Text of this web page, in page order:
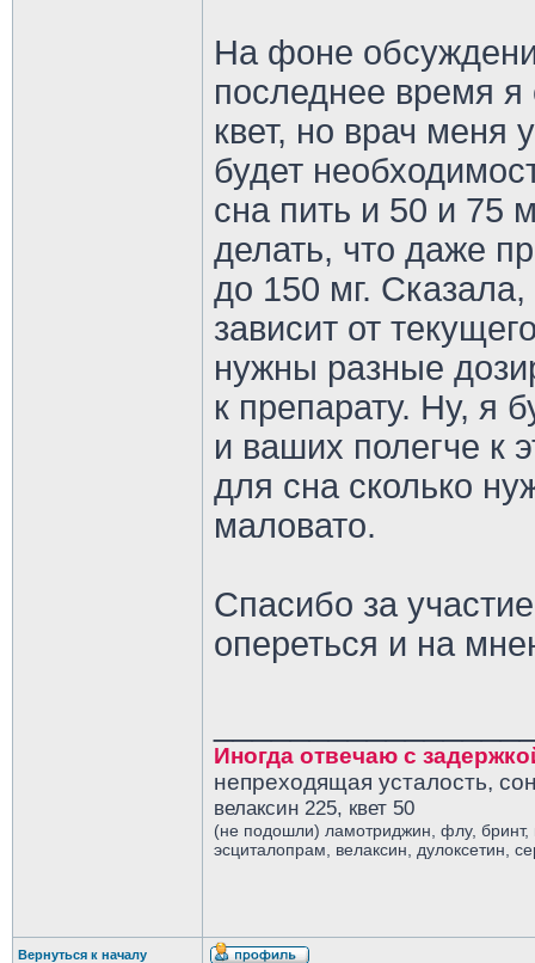
На фоне
последнее время я
квет, но врач меня
будет
сна пить и 50 и 75
делать, что даже
до 150 мг.
зависит от
нужны разные
к препарату. Ну, я
и ваших полегче к
для сна сколько
маловато.
Спасибо за
опереться и на
Иногда отвечаю с
непреходящая усталость,
велаксин 225, квет 50
(не подошли) ламотриджин, флу,
эсциталопрам, велаксин, дулоксетин,
Вернуться к началу